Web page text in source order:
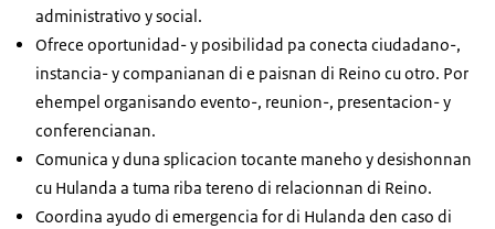
administrativo y social.
Ofrece oportunidad- y posibilidad pa conecta ciudadano-,
instancia- y companianan di e paisnan di Reino cu otro. Por
ehempel organisando evento-, reunion-, presentacion- y
conferencianan.
Comunica y duna splicacion tocante maneho y desishonnan
cu Hulanda a tuma riba tereno di relacionnan di Reino.
Coordina ayudo di emergencia for di Hulanda den caso di